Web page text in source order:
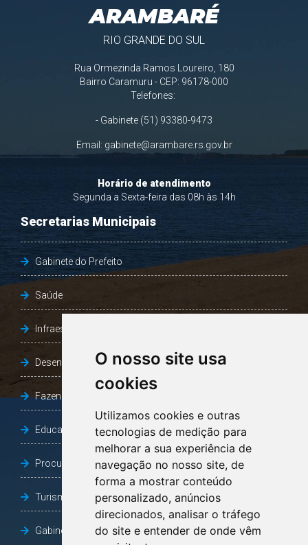
O nosso site usa
cookies
Utilizamos cookies e outras
tecnologias de medição para
melhorar a sua experiência de
navegação no nosso site, de
forma a mostrar conteúdo
personalizado, anúncios
direcionados, analisar o tráfego
do site e entender de onde vêm
ARAMBARÉ
RIO GRANDE DO SUL
Rua Ormezinda Ramos Loureiro, 180
Bairro Caramuru - CEP: 96178-000
Telefones:
- Gabinete (51) 93380-9473
Email: gabinete@arambare.rs.gov.br
Horário de atendimento
Segunda a Sexta-feira das 08h às 14h
Secretarias Municipais
Gabinete do Prefeito
Saúde
Infraestrutura, Agricultura e Meio Ambiente
Desenvolvimento Social
Fazenda e Desenvolvimento Econômico
Educação
Procuradoria Geral do Município
Turismo, Desporto e Cultura
Gabinete Vice-Prefeito